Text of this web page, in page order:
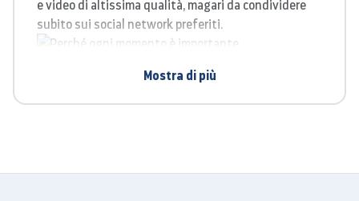
e video di altissima qualità, magari da condividere
subito sui social network preferiti.
Connettersi e condividere
Mostra di più